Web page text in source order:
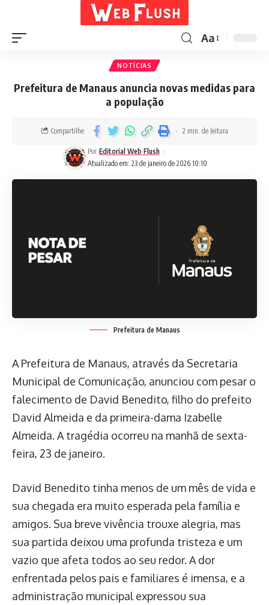
Aa
NOTÍCIAS
Prefeitura de Manaus anuncia novas medidas para
a população
Atualizado em: 23 de janeiro de 2026 10:10
Por Editorial Web Flush
Compartilhe 2 min. de leitura
Prefeitura de Manaus
A Prefeitura de Manaus, através da Secretaria
Municipal de Comunicação, anunciou com pesar o
falecimento de David Benedito, filho do prefeito
David Almeida e da primeira-dama Izabelle
Almeida. A tragédia ocorreu na manhã de sexta-
feira, 23 de janeiro.
David Benedito tinha menos de um mês de vida e
sua chegada era muito esperada pela família e
amigos. Sua breve vivência trouxe alegria, mas
sua partida deixou uma profunda tristeza e um
vazio que afeta todos ao seu redor. A dor
enfrentada pelos pais e familiares é imensa, e a
administração municipal expressou sua